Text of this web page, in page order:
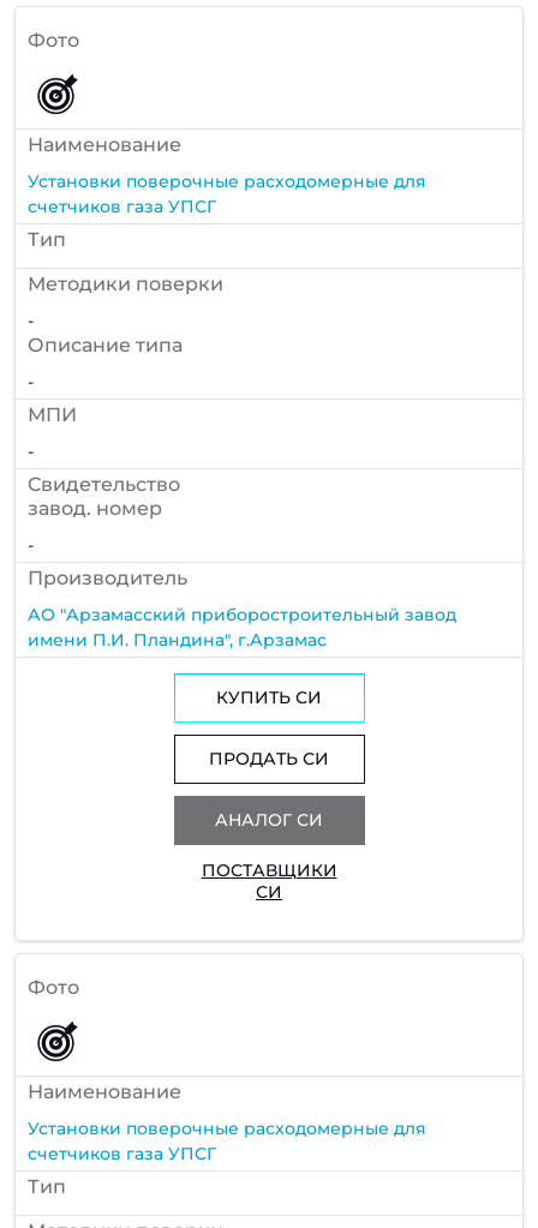
Фото
Наименование
Установки поверочные расходомерные для
счетчиков газа УПСГ
Тип
Методики поверки
-
Описание типа
-
МПИ
-
Cвидетельство
завод. номер
-
Производитель
АО "Арзамасский приборостроительный завод
имени П.И. Пландина", г.Арзамас
КУПИТЬ СИ
ПРОДАТЬ СИ
АНАЛОГ СИ
ПОСТАВЩИКИ
СИ
Фото
Наименование
Установки поверочные расходомерные для
счетчиков газа УПСГ
Тип